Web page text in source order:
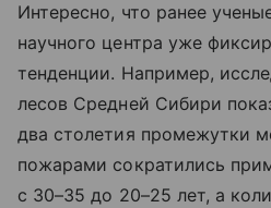
Интересно, что ранее
научного центра уже
тенденции. Например,
лесов Средней Сибири
два столетия промежутки
пожарами сократились
с 30–35 до 20–25 лет, а